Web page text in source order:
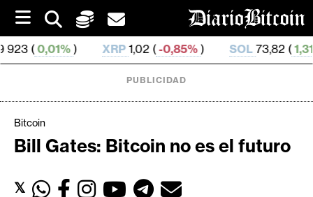
i
p
t
o
) XRP1,02 (-0,85%) SOL73,82 (1,31%)
C
PUBLICIDAD
Bitcoin
Bill Gates: Bitcoin no es el futuro
𝕏